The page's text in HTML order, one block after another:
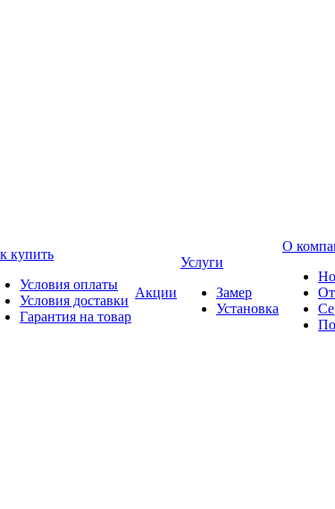
купить
Условия оплаты
Условия доставки
Гарантия на товар
Акции
Услуги
Замер
Установка
О